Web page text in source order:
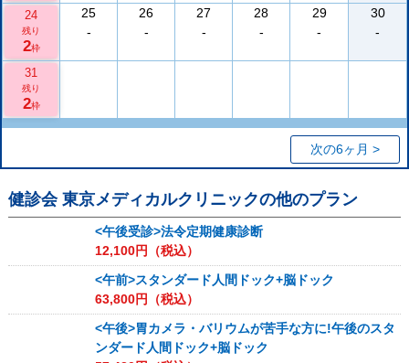
24
残り
2枠
25
-
26
-
27
-
28
-
29
-
30
-
31
残り
2枠
次の6ヶ月 >
健診会 東京メディカルクリニックの他のプラン
<午後受診>法令定期健康診断
12,100円（税込）
<午前>スタンダード人間ドック+脳ドック
63,800円（税込）
<午後>胃カメラ・バリウムが苦手な方に!午後のスタ
ンダード人間ドック+脳ドック